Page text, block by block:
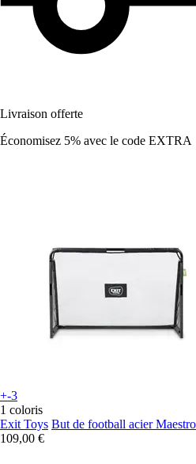
Livraison offerte
Économisez 5% avec le code EXTRA
+-3
1 coloris
Exit Toys But de football acier
109,00 €